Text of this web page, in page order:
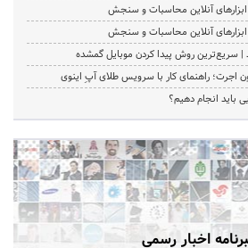
آنلاین محاسبات و سنجش
آنلاین محاسبات و سنجش
سریع‌ترین روش پیدا کردن موبایل گمشده
اجرت؛ راهنمای کار با سرویس طلای آپِ اینوی
باید انجام دهیم؟
اخبار رسمی